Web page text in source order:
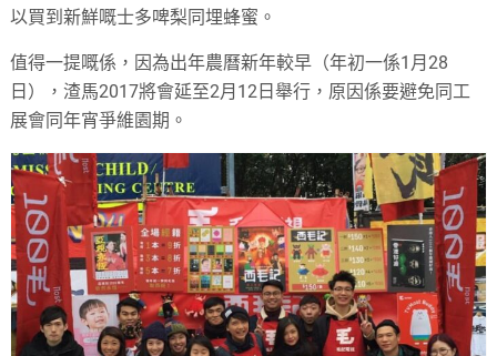
以買到新鮮嘅士多啤梨同埋蜂蜜。
值得一提嘅係，因為出年農曆新年較早（年初一係1月28
日），渣馬2017將會延至2月12日舉行，原因係要避免同工
展會同年宵爭維園期。